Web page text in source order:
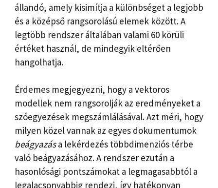
állandó, amely kisimítja a különbséget a legjobb
és a középső rangsorolású elemek között. A
legtöbb rendszer általában valami 60 körüli
értéket használ, de mindegyik eltérően
hangolhatja.
Érdemes megjegyezni, hogy a vektoros
modellek nem rangsorolják az eredményeket a
szóegyezések megszámlálásával. Azt méri, hogy
milyen közel vannak az egyes dokumentumok
beágyazása lekérdezés többdimenziós térbe
való beágyazásához. A rendszer ezután a
hasonlósági pontszámokat a legmagasabbtól a
legalacsonyabbig rendezi, így hatékonyan